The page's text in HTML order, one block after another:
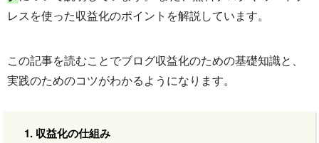
レスを使った収益化のポイントを解説しています。
この記事を読むことでブログ収益化のための基礎知識と、
実践のためのコツがわかるようになります。
収益化の仕組み